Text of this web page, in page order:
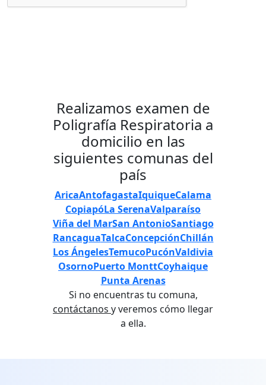
Realizamos examen de
Poligrafía Respiratoria a
domicilio en las
siguientes comunas del
país
AricaAntofagastaIquiqueCalama
CopiapóLa SerenaValparaíso
Viña del MarSan AntonioSantiago
RancaguaTalcaConcepciónChillán
Los ÁngelesTemucoPucónValdivia
OsornoPuerto MonttCoyhaique
Punta Arenas
Si no encuentras tu comuna,
contáctanos y veremos cómo llegar
a ella.